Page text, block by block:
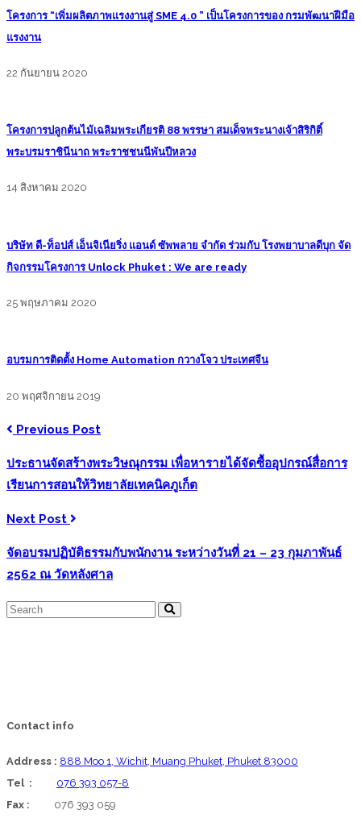
โครงการ “เพิ่มผลิตภาพแรงงานสู่ SME 4.0 ” เป็นโครงการของ กรมพัฒนาฝีมือ
แรงงาน
22 กันยายน 2020
โครงการปลูกต้นไม้เฉลิมพระเกียรติ 88 พรรษา สมเด็จพระนางเจ้าสิริกิติ์
พระบรมราชินีนาถ พระราชชนนีพันปีหลวง
14 สิงหาคม 2020
บริษัท ดี-ท็อปส์ เอ็นจิเนียริ่ง แอนด์ ซัพพลาย จำกัด ร่วมกับ โรงพยาบาลดีบุก จัด
กิจกรรมโครงการ Unlock Phuket : We are ready
25 พฤษภาคม 2020
อบรมการติดตั้ง Home Automation กวางโจว ประเทศจีน
20 พฤศจิกายน 2019
Previous Post
ประธานจัดสร้างพระวิษณุกรรม เพื่อหารายได้จัดซื้ออุปกรณ์สื่อการ
เรียนการสอนให้วิทยาลัยเทคนิคภูเก็ต
Next Post
จัดอบรมปฏิบัติธรรมกับพนักงาน ระหว่างวันที่ 21 – 23 กุมภาพันธ์
2562 ณ วัดหลังศาล
Contact info
Address : 888 Moo 1, Wichit, Muang Phuket, Phuket 83000
Tel : 076 393 057-8
Fax : 076 393 059